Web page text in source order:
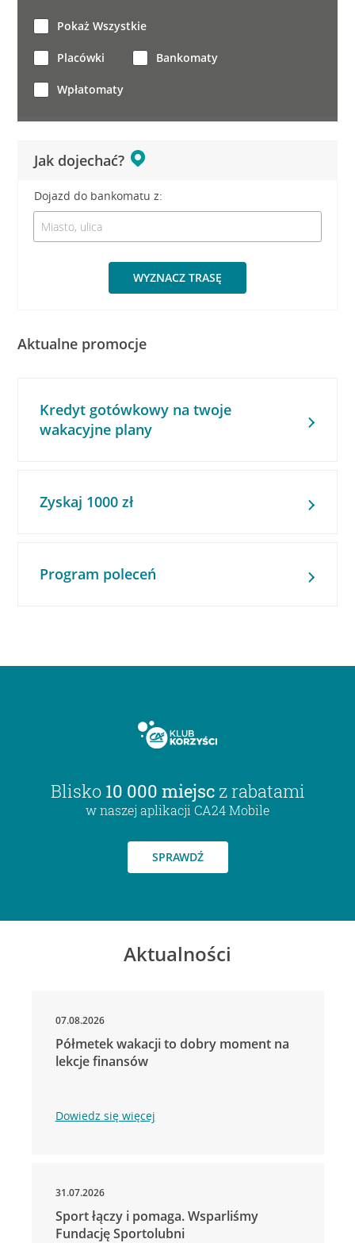
Jak dojechać?
Dojazd do bankomatu z:
WYZNACZ TRASĘ
Pokaż Wszystkie
Placówki Bankomaty
Wpłatomaty
Aktualne promocje
Kredyt gotówkowy na twoje
wakacyjne plany
Zyskaj 1000 zł
Program poleceń
Blisko 10 000 miejsc z rabatami
w naszej aplikacji CA24 Mobile
SPRAWDŹ
Aktualności
07.08.2026
Półmetek wakacji to dobry moment na
lekcje finansów
Dowiedz się więcej
31.07.2026
Sport łączy i pomaga. Wsparliśmy
Fundację Sportolubni